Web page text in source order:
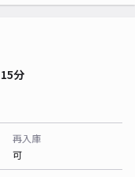
分
再入庫
可